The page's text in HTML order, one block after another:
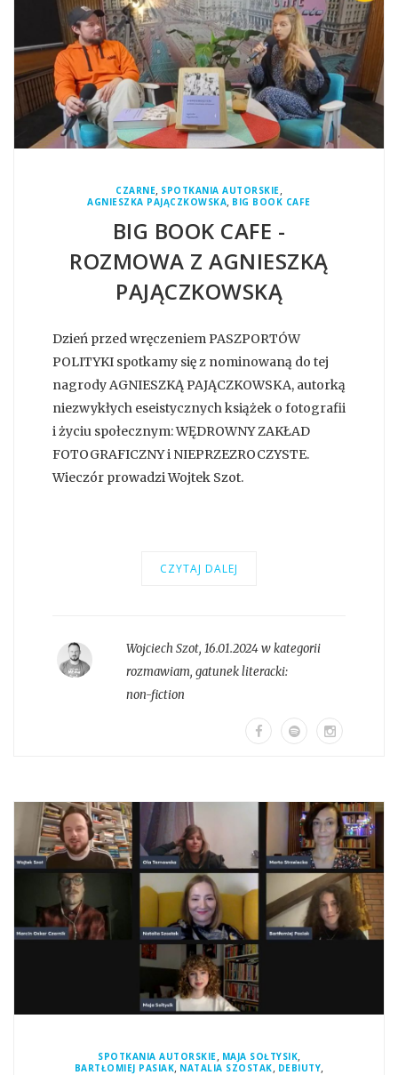
CZARNE, SPOTKANIA AUTORSKIE,
AGNIESZKA PAJĄCZKOWSKA, BIG BOOK CAFE
BIG BOOK CAFE -
ROZMOWA Z AGNIESZKĄ
PAJĄCZKOWSKĄ
Dzień przed wręczeniem PASZPORTÓW
POLITYKI spotkamy się z nominowaną do tej
nagrody AGNIESZKĄ PAJĄCZKOWSKA, autorką
niezwykłych eseistycznych książek o fotografii
i życiu społecznym: WĘDROWNY ZAKŁAD
FOTOGRAFICZNY i NIEPRZEZROCZYSTE.
Wieczór prowadzi Wojtek Szot.
CZYTAJ DALEJ
Wojciech Szot, 16.01.2024 w kategorii
rozmawiam, gatunek literacki:
non-fiction
SPOTKANIA AUTORSKIE, MAJA SOŁTYSIK,
BARTŁOMIEJ PASIAK, NATALIA SZOSTAK, DEBIUTY,